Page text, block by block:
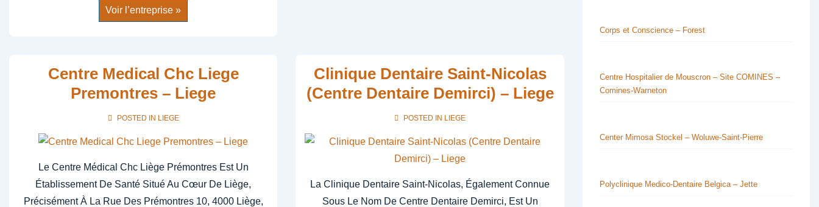
Belgin
Demirci
Dentiste
Voir l’entreprise »
Centre Medical Chc Liege
Premontres – Liege
POSTED IN LIEGE
Le Centre Médical Chc Liège Prémontres Est Un
Établissement De Santé Situé Au Cœur De Liège,
Précisément À La Rue Des Prémontres 10, 4000 Liège,
Clinique Dentaire Saint-Nicolas
(Centre Dentaire Demirci) – Liege
POSTED IN LIEGE
La Clinique Dentaire Saint-Nicolas, Également Connue
Sous Le Nom De Centre Dentaire Demirci, Est Un
Corps et Conscience – Forest
Centre Hospitalier de Mouscron – Site COMINES –
Comines-Warneton
Center Mimosa Stockel – Woluwe-Saint-Pierre
Polyclinique Medico-Dentaire Belgica – Jette